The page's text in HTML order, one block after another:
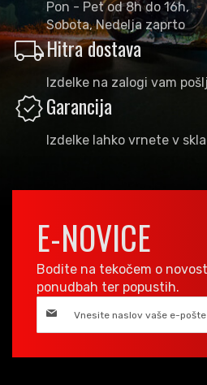
Pon - Pet od 8h do 16h,
Sobota, Nedelja zaprto
local_shippingHitra dostava
Izdelke na zalogi vam
verifiedGarancija
Izdelke lahko vrnete v
E-NOVICE
Bodite na tekočem o
ponudbah ter popustih.